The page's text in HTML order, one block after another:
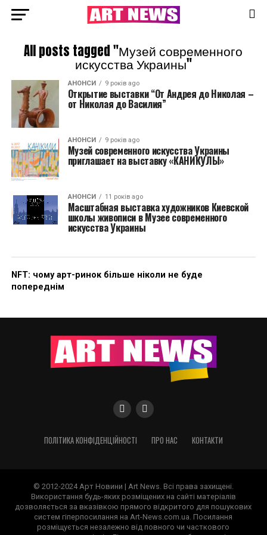
All posts tagged "Музей современного
искусства Украины"
АНОНСИ 9 років ago
Открытие выставки “От Андрея до Николая –
от Николая до Василия”
АНОНСИ 9 років ago
Музей современного искусства Украины
приглашает на выставку «КАНИКУЛЫ»
АНОНСИ 11 років ago
Масштабная выставка художников Киевской
школы живописи в Музее современного
искусства Украины
NFT: чому арт-ринок більше ніколи не буде
попереднім
ПОЛІТИКА КОНФІДЕНЦІЙНОСТІ ПРО НАС КОНТАКТИ
© 2012-2024 Арт Новини | Art News. Всі права захищені.
Використання будь-яких розміщених на сайті матеріалів
дозволяється за вказівкою прямого відкритого для пошукових
систем гіперпосилання на Art-News.com.ua. Посилання
розміщується незалежно від повного чи часткового